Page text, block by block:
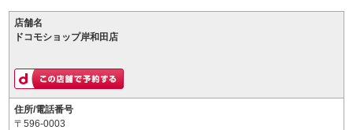
店舗名
ドコモショップ岸和田店
住所/電話番号
〒596-0003